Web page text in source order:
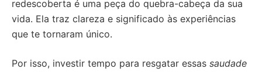
redescoberta é uma peça do quebra-cabeça da sua
vida. Ela traz clareza e significado às experiências
que te tornaram único.
Por isso, investir tempo para resgatar essas saudade